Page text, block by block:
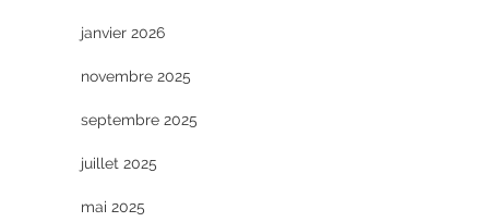
janvier 2026
novembre 2025
septembre 2025
juillet 2025
mai 2025